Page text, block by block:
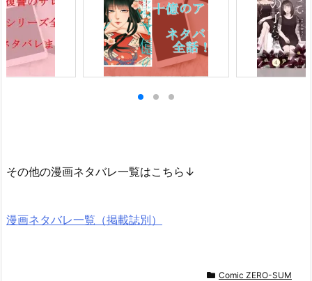
その他の漫画ネタバレ一覧はこちら↓
漫画ネタバレ一覧（掲載誌別）
Comic ZERO-SUM